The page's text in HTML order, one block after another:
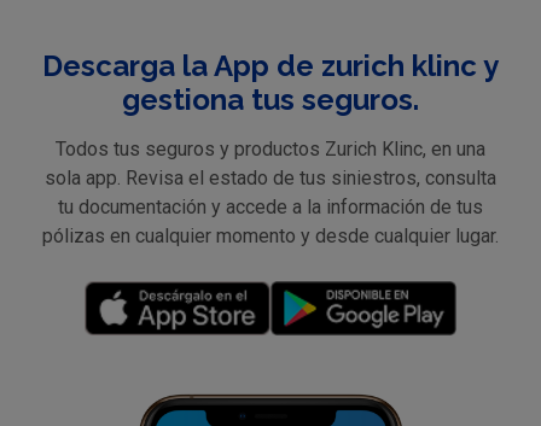
Descarga la App de zurich klinc y
gestiona tus seguros.
Todos tus seguros y productos Zurich Klinc, en una
sola app. Revisa el estado de tus siniestros, consulta
tu documentación y accede a la información de tus
pólizas en cualquier momento y desde cualquier lugar.